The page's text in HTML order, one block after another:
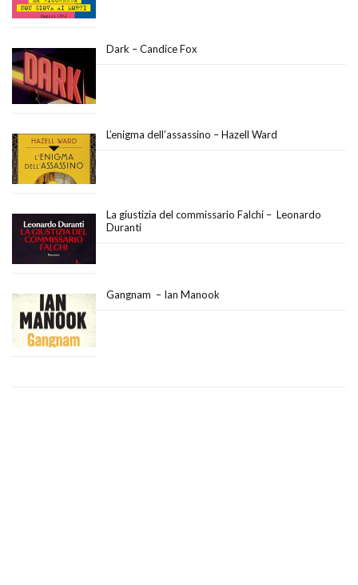
Dark – Candice Fox
L’enigma dell’assassino – Hazell Ward
La giustizia del commissario Falchi – Leonardo
Duranti
Gangnam – Ian Manook